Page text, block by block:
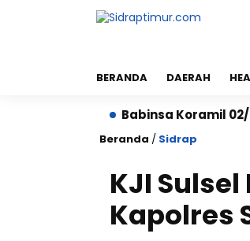
BERANDA DAERAH
Babinsa Koramil 02/Tellu
Beranda / Sidrap
KJI
Kapolres